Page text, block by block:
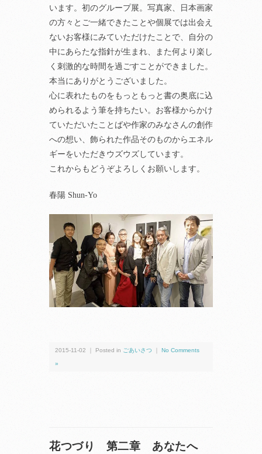
います。初のグループ展。写真家、日本画家
の方々とご一緒できたことや個展では出会え
ないお客様にみていただけたことで、自分の
中にあらたな指針が生まれ、また何より楽し
く刺激的な時間を過ごすことができました。
本当にありがとうございました。
心に表れたものをもっともっと書の奥底に込
められるよう筆を持ちたい。お客様からかけ
ていただいたことばや作家のみなさんの創作
への想い、飾られた作品そのものからエネル
ギーをいただきウズウズしています。
これからもどうぞよろしくお願いします。
春陽 Shun-Yo
2015-11-02 ｜ Posted in ごあいさつ No Comments
»
花つづり 第二章 あなたへ